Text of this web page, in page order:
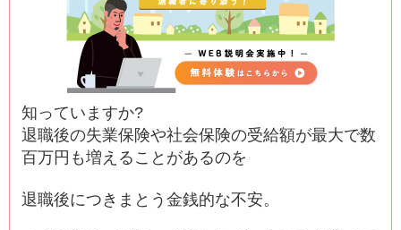
知っていますか?
退職後の失業保険や社会保険の受給額が最大で数
百万円も増えることがあるのを
退職後につきまとう金銭的な不安。